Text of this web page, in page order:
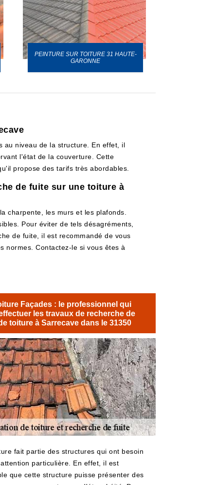
PEINTURE SUR TOITURE 31 HAUTE-
GARONNE
au niveau de la structure. En effet, il
l'état de la couverture. Cette
propose des tarifs très abordables.
de fuite sur une toiture à
charpente, les murs et les plafonds.
Pour éviter de tels désagréments,
de fuite, il est recommandé de vous
normes. Contactez-le si vous êtes à
Façades : le professionnel qui
les travaux de recherche de
toiture à Sarrecave dans le 31350
fait partie des structures qui ont besoin
particulière. En effet, il est
que cette structure puisse présenter des